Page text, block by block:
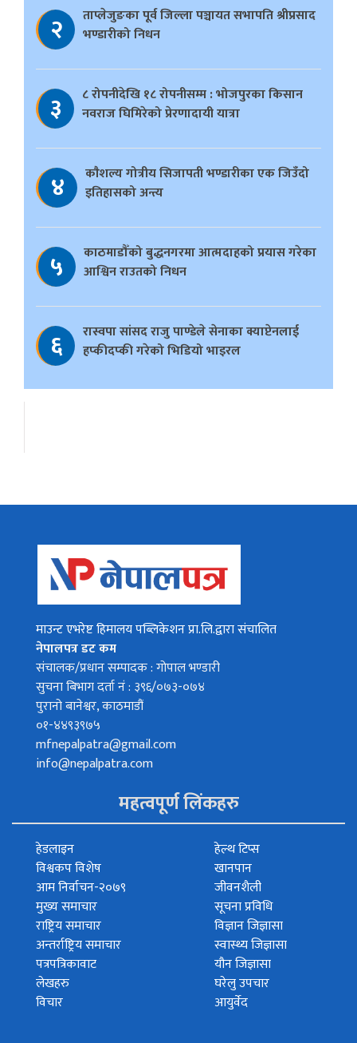
२
ताप्लेजुङका पूर्व जिल्ला पञ्चायत सभापति श्रीप्रसाद
भण्डारीको निधन
३
८ रोपनीदेखि १८ रोपनीसम्म : भोजपुरका किसान
नवराज घिमिरेको प्रेरणादायी यात्रा
४
काैशल्य गोत्रीय सिजापती भण्डारीका एक जिउँदो
इतिहासको अन्त्य
५
काठमाडौँको बुद्धनगरमा आत्मदाहको प्रयास गरेका
आश्विन राउतको निधन
६
रास्वपा सांसद राजु पाण्डेले सेनाका क्याप्टेनलाई
हप्कीदप्की गरेको भिडियो भाइरल
माउन्ट एभरेष्ट हिमालय पब्लिकेशन प्रा.लि.द्वारा संचालित
नेपालपत्र डट कम
संचालक/प्रधान सम्पादक : गोपाल भण्डारी
सुचना बिभाग दर्ता नं : ३९६/०७३-०७४
पुरानो बानेश्वर, काठमाडौं
०१-४४९३९७५
mfnepalpatra@gmail.com
info@nepalpatra.com
महत्वपूर्ण लिंकहरु
हेडलाइन
विश्वकप विशेष
आम निर्वाचन-२०७९
मुख्य समाचार
राष्ट्रिय समाचार
अन्तर्राष्ट्रिय समाचार
पत्रपत्रिकावाट
लेखहरु
विचार
हेल्थ टिप्स
खानपान
जीवनशैली
सूचना प्रविधि
विज्ञान जिज्ञासा
स्वास्थ्य जिज्ञासा
यौन जिज्ञासा
घरेलु उपचार
आयुर्वेद